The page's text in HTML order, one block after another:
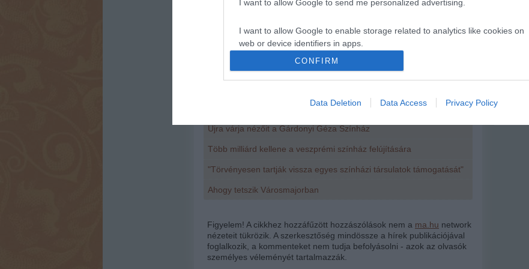
I want to allow Google to send me personalized advertising.
I want to allow Google to enable storage related to analytics like cookies on
web or device identifiers in apps.
I want to allow Google to enable storage related to functionality of the website
or app.
I want to allow Google to enable storage related to personalization.
I want to allow Google to enable storage related to security, including
authentication functionality and fraud prevention, and other user protection.
CONFIRM
Data Deletion Data Access Privacy Policy
művészeinek nevei kerülnek.
Újra várja nézőit a Gárdonyi Géza Színház
Több milliárd kellene a veszprémi színház felújítására
"Törvényesen tartják vissza egyes színházi társulatok támogatását"
Ahogy tetszik Városmajorban
Figyelem! A cikkhez hozzáfűzött hozzászólások nem a ma.hu network
nézeteit tükrözik. A szerkesztőség mindössze a hírek publikációjával
foglalkozik, a kommenteket nem tudja befolyásolni - azok az olvasók
személyes véleményét tartalmazzák.